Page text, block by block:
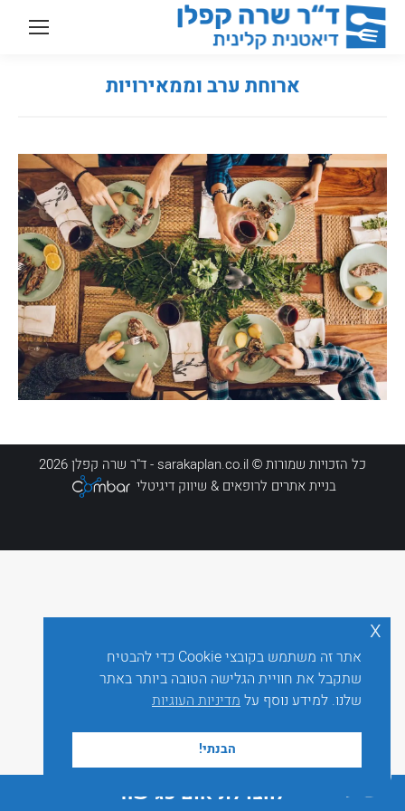
ארוחת ערב וממאירויות
כל הזכויות שמורות © sarakaplan.co.il - ד"ר שרה קפלן 2026
בניית אתרים לרופאים & שיווק דיגיטלי
לחצו לתיאום פגישה
אתר זה משתמש בקובצי Cookie כדי להבטיח
שתקבל את חוויית הגלישה הטובה ביותר באתר
שלנו. למידע נוסף עלמדיניות העוגיות
הבנתי!
x